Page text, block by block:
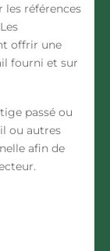
références
offrir une
fourni et sur
passé ou
ou autres
afin de